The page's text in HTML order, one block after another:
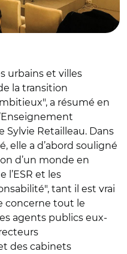
urbains et villes
la transition
a résumé en
Sylvie Retailleau. Dans
elle a d’abord souligné
d’un monde en
et les
tant il est vrai
concerne tout le
agents publics eux-
des cabinets